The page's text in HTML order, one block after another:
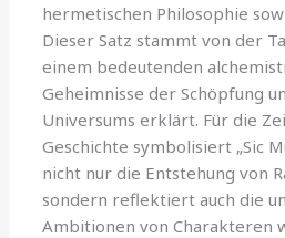
hermetischen Philosophie
Dieser Satz stammt von der
einem bedeutenden
Geheimnisse der Schöpfung
Universums erklärt. Für die
Geschichte symbolisiert „Sic
nicht nur die Entstehung von
sondern reflektiert auch die
Ambitionen von Charakteren